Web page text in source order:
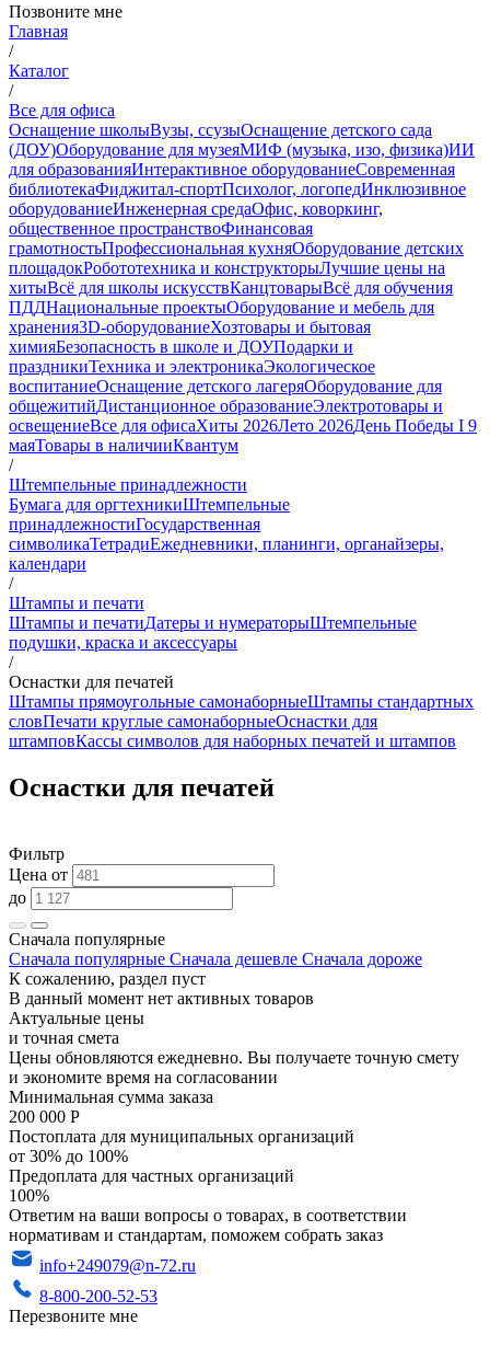
Позвоните мне
Главная
/
Каталог
/
Все для офиса
Оснащение школыВузы, ссузыОснащение детского сада
(ДОУ)Оборудование для музеяМИФ (музыка, изо, физика)ИИ
для образованияИнтерактивное оборудованиеСовременная
библиотекаФиджитал-спортПсихолог, логопедИнклюзивное
оборудованиеИнженерная средаОфис, коворкинг,
общественное пространствоФинансовая
грамотностьПрофессиональная кухняОборудование детских
площадокРобототехника и конструкторыЛучшие цены на
хитыВсё для школы искусствКанцтоварыВсё для обучения
ПДДНациональные проектыОборудование и мебель для
хранения3D-оборудованиеХозтовары и бытовая
химияБезопасность в школе и ДОУПодарки и
праздникиТехника и электроникаЭкологическое
воспитаниеОснащение детского лагеряОборудование для
общежитийДистанционное образованиеЭлектротовары и
освещениеВсе для офисаХиты 2026Лето 2026День Победы I 9
маяТовары в наличииКвантум
/
Штемпельные принадлежности
Бумага для оргтехникиШтемпельные
принадлежностиГосударственная
символикаТетрадиЕжедневники, планинги, органайзеры,
календари
/
Штампы и печати
Штампы и печатиДатеры и нумераторыШтемпельные
подушки, краска и аксессуары
/
Оснастки для печатей
Штампы прямоугольные самонаборныеШтампы стандартных
словПечати круглые самонаборныеОснастки для
штамповКассы символов для наборных печатей и штампов
Оснастки для печатей
Фильтр
Цена от
до
Сначала популярные
Сначала популярные Сначала дешевле Сначала дороже
К сожалению, раздел пуст
В данный момент нет активных товаров
Актуальные цены
и точная смета
Цены обновляются ежедневно. Вы получаете точную смету
и экономите время на согласовании
Минимальная сумма заказа
200 000 Р
Постоплата для муниципальных организаций
от 30% до 100%
Предоплата для частных организаций
100%
Ответим на ваши вопросы о товарах, в соответствии
нормативам и стандартам, поможем собрать заказ
info+249079@n-72.ru
8-800-200-52-53
Перезвоните мне